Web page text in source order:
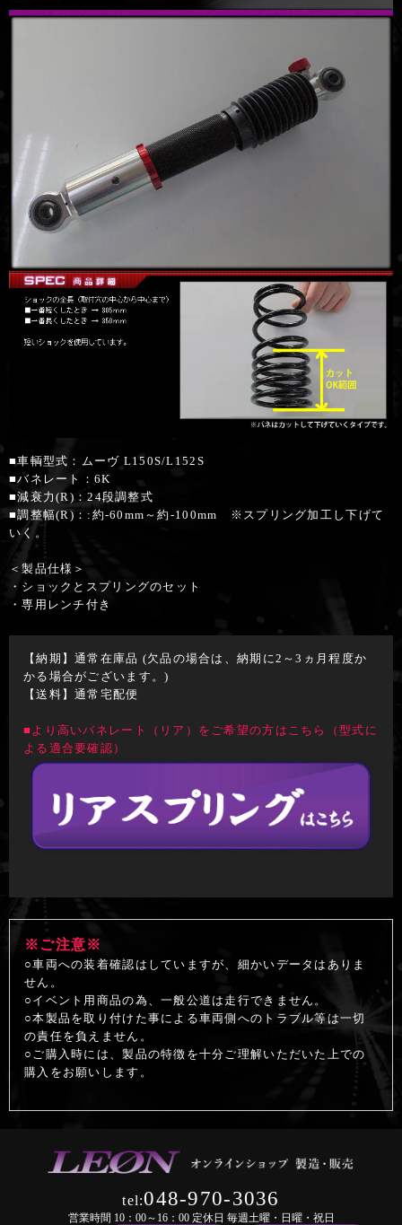
■車輌型式：ムーヴ L150S/L152S
■バネレート：6K
■減衰力(R)：24段調整式
■調整幅(R)：:約-60mm～約-100mm ※スプリング加工し下げて
いく。
＜製品仕様＞
・ショックとスプリングのセット
・専用レンチ付き
【納期】通常在庫品 (欠品の場合は、納期に2～3ヵ月程度か
かる場合がございます。)
【送料】通常宅配便
■より高いバネレート（リア）をご希望の方はこちら（型式に
よる適合要確認）
※ご注意※
○車両への装着確認はしていますが、細かいデータはありま
せん。
○イベント用商品の為、一般公道は走行できません。
○本製品を取り付けた事による車両側へのトラブル等は一切
の責任を負えません。
○ご購入時には、製品の特徴を十分ご理解いただいた上での
購入をお願いします。
tel:048-970-3036
営業時間 10：00～16：00 定休日 毎週土曜・日曜・祝日